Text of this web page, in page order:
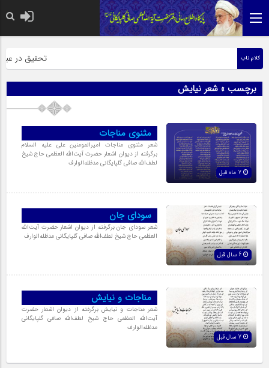
کلام ناب تحقیق در
برچسب » شعر نیایش
مثنوی مناجات
شعر مثنوی مناجات امیرالمومنین علی علیه السلام
برگرفته از دیوان اشعار حضرت آیت‌اللّه العظمی حاج شیخ
لطف‌اللّه صافی گلپایگانی مدظله‌الوارف
سودای جان
شعر سودای جان برگرفته از دیوان اشعار حضرت آیت‌اللّه
العظمی حاج شیخ لطف‌اللّه صافی گلپایگانی مدظله‌الوارف
مناجات و نیایش
شعر مناجات و نیایش برگرفته از دیوان اشعار حضرت
آیت‌اللّه العظمی حاج شیخ لطف‌اللّه صافی گلپایگانی
مدظله‌الوارف